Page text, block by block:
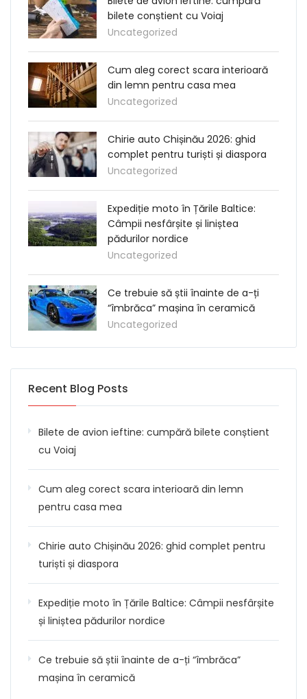
bilete conștient cu Voiaj
Uncategorized
Cum aleg corect scara interioară
din lemn pentru casa mea
Uncategorized
Chirie auto Chișinău 2026: ghid
complet pentru turiști și diaspora
Uncategorized
Expediție moto în Țările Baltice:
Câmpii nesfârșite și liniștea
pădurilor nordice
Uncategorized
Ce trebuie să știi înainte de a-ți
“îmbrăca” mașina în ceramică
Uncategorized
Recent Blog Posts
Bilete de avion ieftine: cumpără bilete conștient
cu Voiaj
Cum aleg corect scara interioară din lemn
pentru casa mea
Chirie auto Chișinău 2026: ghid complet pentru
turiști și diaspora
Expediție moto în Țările Baltice: Câmpii nesfârșite
și liniștea pădurilor nordice
Ce trebuie să știi înainte de a-ți “îmbrăca”
mașina în ceramică